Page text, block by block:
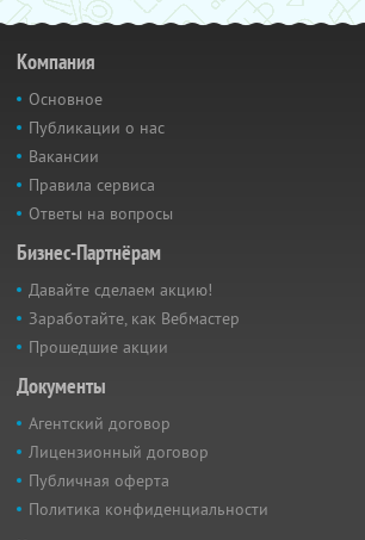
Компания
Основное
Публикации о нас
Вакансии
Правила сервиса
Ответы на вопросы
Бизнес-Партнёрам
Давайте сделаем акцию!
Заработайте, как Вебмастер
Прошедшие акции
Документы
Агентский договор
Лицензионный договор
Публичная оферта
Политика конфиденциальности